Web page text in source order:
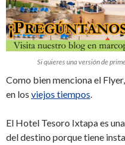
Si quieres una versión de
Como bien menciona el
en los viejos tiempos.
El Hotel Tesoro Ixtapa es
del destino porque tiene